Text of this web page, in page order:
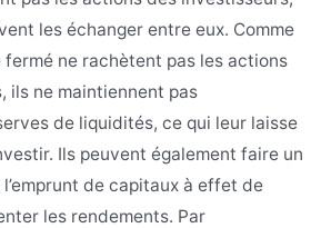
les échanger entre eux. Comme
ne rachètent pas les actions
ils ne maintiennent pas
de liquidités, ce qui leur laisse
Ils peuvent également faire un
de capitaux à effet de
les rendements. Par